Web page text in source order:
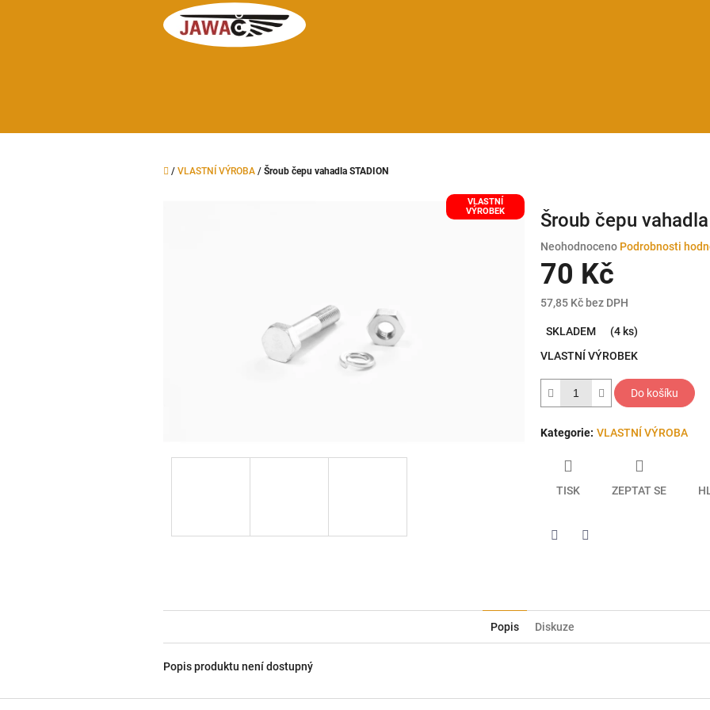
Domů
/ VLASTNÍ VÝROBA / Šroub čepu vahadla STADION
VLASTNÍ
VÝROBEK
Šroub čepu
Průměrné
hodnocení
produktu
0,0
hvězdiček.
Neohodnoceno Podrobnosti
70 Kč
57,85 Kč bez DPH
cena:
SKLADEM
(4 ks)
VLASTNÍ VÝROBEK
Do košíku
Kategorie: VLASTNÍ VÝROBA
TISK ZEPTAT SE
Popis Diskuze
Popis produktu není dostupný